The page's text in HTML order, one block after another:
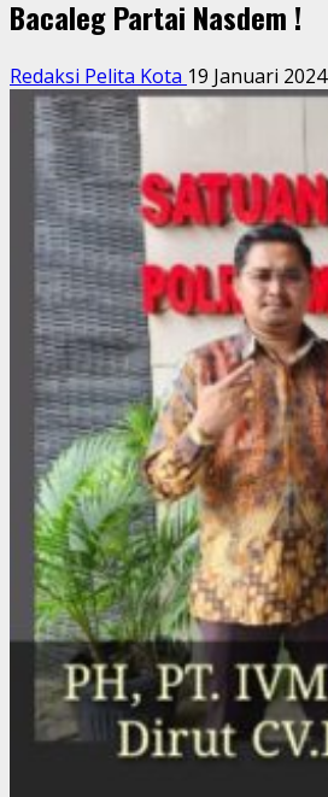
Bacaleg Partai Nasdem !
Redaksi Pelita Kota 19 Januari 2024